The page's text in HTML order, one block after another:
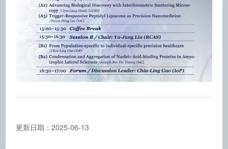
更新日期：2025-06-13